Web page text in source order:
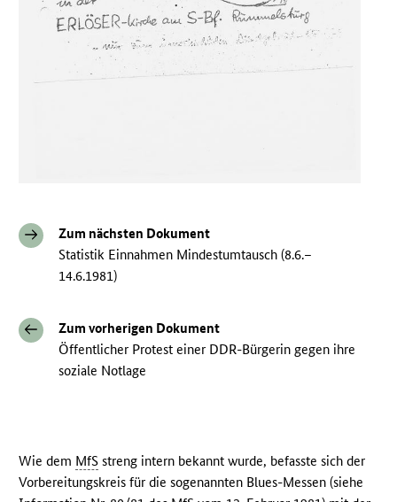
Zum nächsten Dokument
Statistik Einnahmen Mindestumtausch (8.6.–
14.6.1981)
Zum vorherigen Dokument
Öffentlicher Protest einer DDR-Bürgerin gegen ihre
soziale Notlage
Wie dem MfS streng intern bekannt wurde, befasste sich der
Vorbereitungskreis für die sogenannten Blues-Messen (siehe